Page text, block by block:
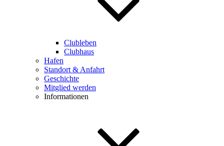
Clubleben
Clubhaus
Hafen
Standort & Anfahrt
Geschichte
Mitglied werden
Informationen